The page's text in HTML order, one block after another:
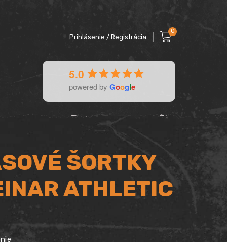
Prihlásenie / Registrácia
0
5.0
powered by Google
ŠORTKY
ATHLETIC